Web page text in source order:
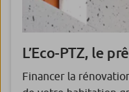
L’Eco-PTZ, le
Financer la